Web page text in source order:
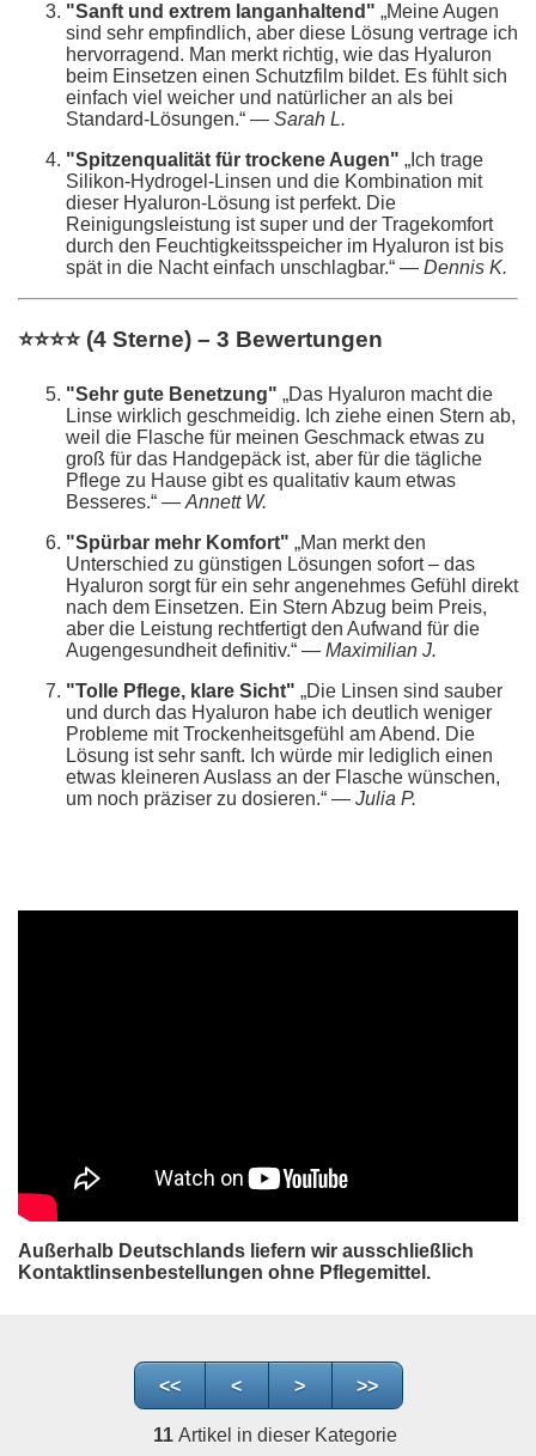
"Sanft und extrem langanhaltend" „Meine Augen
sind sehr empfindlich, aber diese Lösung vertrage ich
hervorragend. Man merkt richtig, wie das Hyaluron
beim Einsetzen einen Schutzfilm bildet. Es fühlt sich
einfach viel weicher und natürlicher an als bei
Standard-Lösungen.“ — Sarah L.
"Spitzenqualität für trockene Augen" „Ich trage
Silikon-Hydrogel-Linsen und die Kombination mit
dieser Hyaluron-Lösung ist perfekt. Die
Reinigungsleistung ist super und der Tragekomfort
durch den Feuchtigkeitsspeicher im Hyaluron ist bis
spät in die Nacht einfach unschlagbar.“ — Dennis K.
⭐⭐⭐⭐ (4 Sterne) – 3 Bewertungen
"Sehr gute Benetzung" „Das Hyaluron macht die
Linse wirklich geschmeidig. Ich ziehe einen Stern ab,
weil die Flasche für meinen Geschmack etwas zu
groß für das Handgepäck ist, aber für die tägliche
Pflege zu Hause gibt es qualitativ kaum etwas
Besseres.“ — Annett W.
"Spürbar mehr Komfort" „Man merkt den
Unterschied zu günstigen Lösungen sofort – das
Hyaluron sorgt für ein sehr angenehmes Gefühl direkt
nach dem Einsetzen. Ein Stern Abzug beim Preis,
aber die Leistung rechtfertigt den Aufwand für die
Augengesundheit definitiv.“ — Maximilian J.
"Tolle Pflege, klare Sicht" „Die Linsen sind sauber
und durch das Hyaluron habe ich deutlich weniger
Probleme mit Trockenheitsgefühl am Abend. Die
Lösung ist sehr sanft. Ich würde mir lediglich einen
etwas kleineren Auslass an der Flasche wünschen,
um noch präziser zu dosieren.“ — Julia P.
Außerhalb Deutschlands liefern wir ausschließlich
Kontaktlinsenbestellungen ohne Pflegemittel.
<< < > >>
11 Artikel in dieser Kategorie